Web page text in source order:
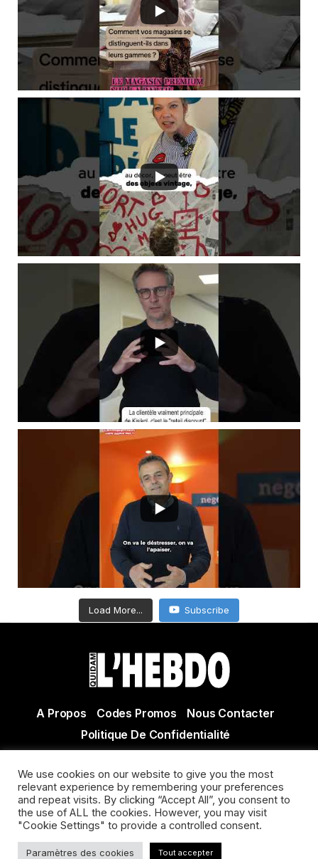
Load More... Subscribe
A Propos Codes Promos
Nous Contacter
Politique De Confidentialité
Actualité Agen - Actualité en lot et Garonne - Actualité
Villeneuve sur Lot
We use cookies on our website to give you the most
relevant experience by remembering your preferences
and repeat visits. By clicking “Accept All”, you consent to
the use of ALL the cookies. However, you may visit
"Cookie Settings" to provide a controlled consent.
Paramètres des cookies Tout accepter